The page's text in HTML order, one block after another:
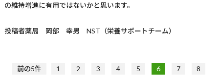
の維持増進に有用ではないかと思います。
投稿者薬局 岡部 幸男 NST（栄養サポートチーム）
前の5件 1 2 3 4 5 6 7
8